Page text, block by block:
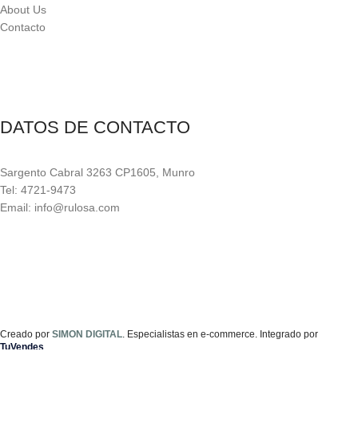
About Us
Contacto
DATOS DE CONTACTO
Sargento Cabral 3263 CP1605, Munro
Tel: 4721-9473
Email: info@rulosa.com
Creado por SIMON DIGITAL. Especialistas en e-commerce. Integrado por
TuVendes